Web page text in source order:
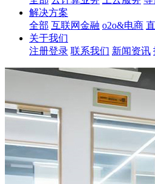
解决方案
全部 互联网金融 o2o&电商
关于我们
注册登录 联系我们 新闻资讯